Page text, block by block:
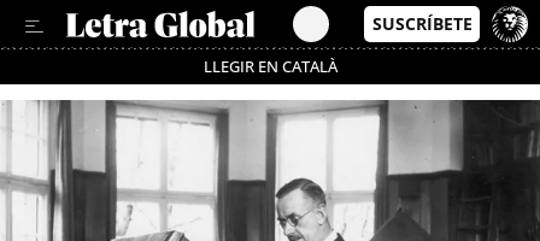
LLEGIR EN CATALÀ
Passa’t al mode estalvi